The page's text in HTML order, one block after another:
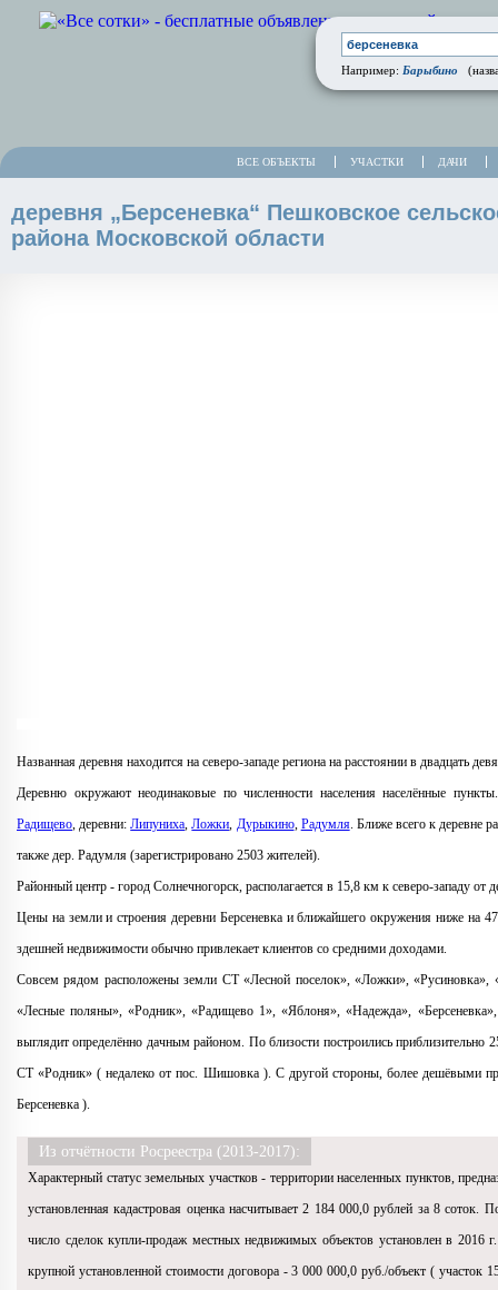
ВСЕ ОБЪЕКТЫ УЧАСТКИ ДАЧИ
Например: Барыбино
деревня „Берсеневка“ Пешковское
района Московской области
Названная деревня находится на северо-западе региона на расстоянии в двадцать
Деревню окружают неодинаковые по численности населения населённые
Радищево, деревни:Липуниха,Ложки, Дурыкино, Радумля. Ближе всего к деревне
также дер. Радумля (зарегистрировано 2503 жителей).
Районный центр - город Солнечногорск, располагается в 15,8 км к северо-западу от
Цены на земли и строения деревни Берсеневка и ближайшего окружения ниже на
здешней недвижимости обычно привлекает клиентов со средними доходами.
Совсем рядом расположены земли СТ «Лесной поселок», «Ложки»,
«Лесные поляны», «Родник», «Радищево 1», «Яблоня», «Надежда»,
выглядит определённо дачным районом. По близости построились приблизительно
СТ «Родник» ( недалеко от пос. Шишовка ). С другой стороны, более дешёвыми
Берсеневка ).
Из отчётности Росреестра (2013-2017):
Характерный статус земельных участков - территории населенных пунктов,
установленная кадастровая оценка насчитывает 2 184 000,0 рублей за 8 соток.
число сделок купли-продаж местных недвижимых объектов установлен в 2016
крупной установленной стоимости договора - 3 000 000,0 руб./объект (